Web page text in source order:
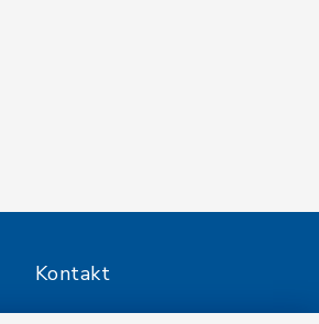
Kontakt